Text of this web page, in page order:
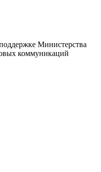
Министерства
коммуникаций